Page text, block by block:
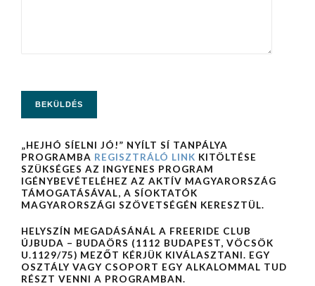
„HEJHÓ SÍELNI JÓ!” NYÍLT SÍ TANPÁLYA
PROGRAMBA REGISZTRÁLÓ LINK KITÖLTÉSE
SZÜKSÉGES AZ INGYENES PROGRAM
IGÉNYBEVÉTELÉHEZ AZ AKTÍV MAGYARORSZÁG
TÁMOGATÁSÁVAL, A SÍOKTATÓK
MAGYARORSZÁGI SZÖVETSÉGÉN KERESZTÜL.
HELYSZÍN MEGADÁSÁNÁL A FREERIDE CLUB
ÚJBUDA – BUDAÖRS (1112 BUDAPEST, VÖCSÖK
U.1129/75) MEZŐT KÉRJÜK KIVÁLASZTANI. EGY
OSZTÁLY VAGY CSOPORT EGY ALKALOMMAL TUD
RÉSZT VENNI A PROGRAMBAN.